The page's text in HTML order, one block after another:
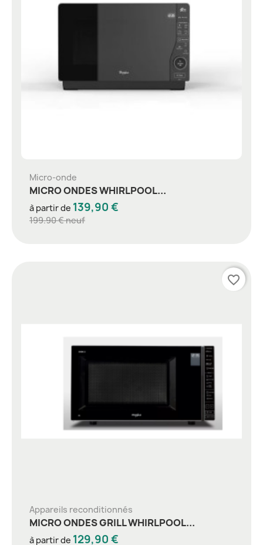
Micro-onde
MICRO ONDES WHIRLPOOL...
à partir de 139,90 €
199.90 € neuf
Appareils reconditionnés
MICRO ONDES GRILL WHIRLPOOL...
à partir de 129,90 €
favorite_border